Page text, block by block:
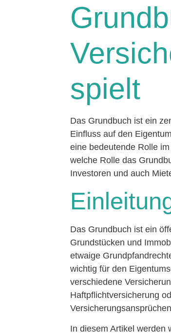
spielt
Das Grundbuch ist ein
Einfluss auf den
eine bedeutende Rolle
welche Rolle das
Investoren und auch
Das Grundbuch ist ein
Grundstücken und
etwaige
wichtig für den
verschiedene
Haftpflichtversicherung
In diesem Artikel werden